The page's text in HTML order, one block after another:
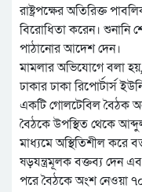
রাষ্ট্রপক্ষের অতিরিক্ত
বিরোধিতা করেন। শুনানি
পাঠানোর আদেশ দেন।
মামলার অভিযোগে বলা
ঢাকার ঢাকা রিপোর্টার্স
একটি গোলটেবিল বৈঠক
বৈঠকে উপস্থিত থেকে
মাধ্যমে অস্থিতিশীল করে
ষড়যন্ত্রমূলক বক্তব্য দেন
পরে বৈঠকে অংশ নেওয়া